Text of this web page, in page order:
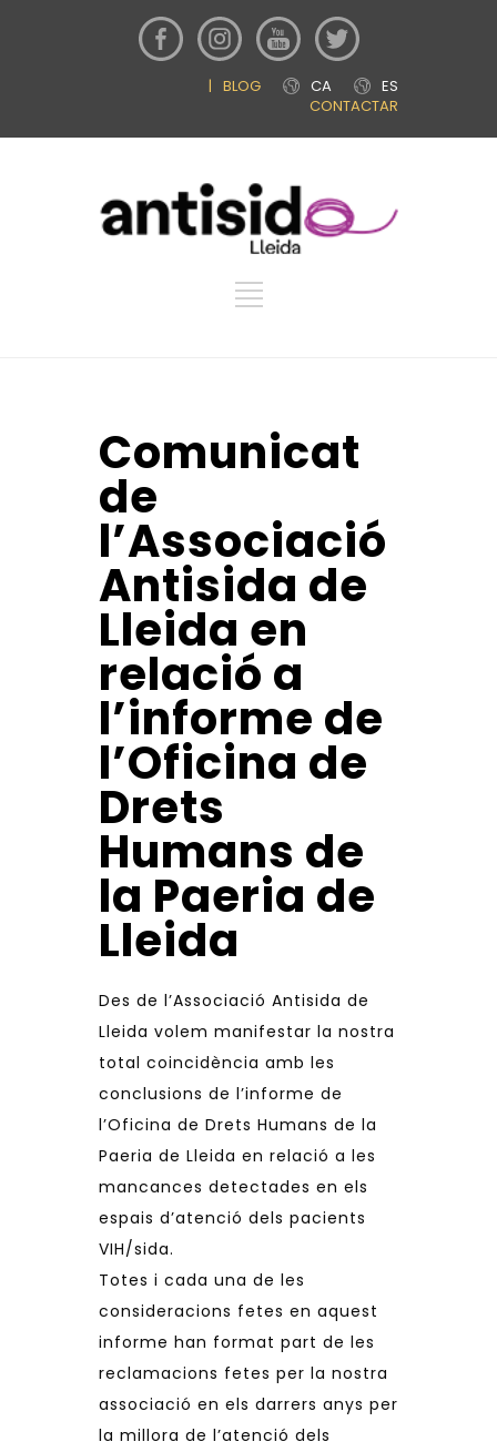
ES
CA
BLOG
|
CONTACTAR
Comunicat
de
l’Associació
Antisida de
Lleida en
relació a
l’informe de
l’Oficina de
Drets
Humans de
la Paeria de
Lleida
Des de l’Associació Antisida de
Lleida volem manifestar la nostra
total coincidència amb les
conclusions de l’informe de
l’Oficina de Drets Humans de la
Paeria de Lleida en relació a les
mancances detectades en els
espais d’atenció dels pacients
VIH/sida.
Totes i cada una de les
consideracions fetes en aquest
informe han format part de les
reclamacions fetes per la nostra
associació en els darrers anys per
la millora de l’atenció dels